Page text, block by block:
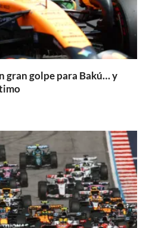
gran golpe para Bakú… y